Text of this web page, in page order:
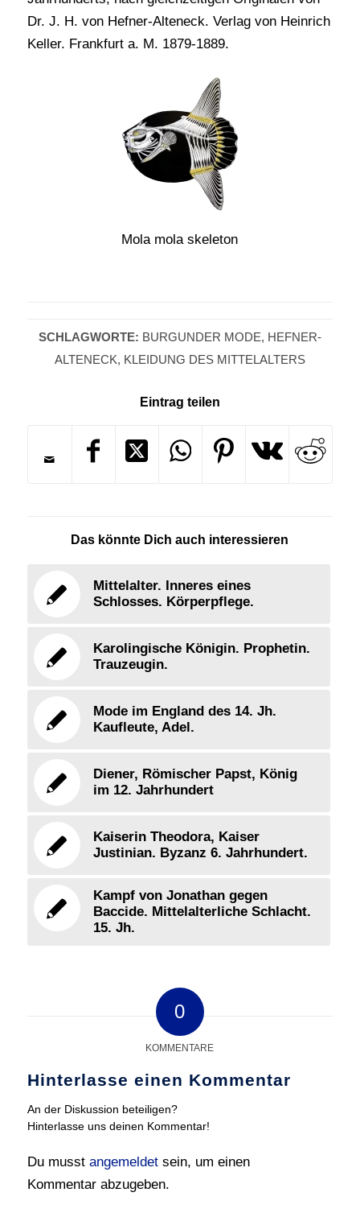
Dr. J. H. von Hefner-Alteneck. Verlag von Heinrich
Keller. Frankfurt a. M. 1879-1889.
Mola mola skeleton
SCHLAGWORTE: BURGUNDER MODE, HEFNER-
ALTENECK, KLEIDUNG DES MITTELALTERS
Eintrag teilen
Das könnte Dich auch interessieren
Mittelalter. Inneres eines
Schlosses. Körperpflege.
Karolingische Königin. Prophetin.
Trauzeugin.
Mode im England des 14. Jh.
Kaufleute, Adel.
Diener, Römischer Papst, König
im 12. Jahrhundert
Kaiserin Theodora, Kaiser
Justinian. Byzanz 6. Jahrhundert.
Kampf von Jonathan gegen
Baccide. Mittelalterliche Schlacht.
15. Jh.
0
KOMMENTARE
Hinterlasse einen Kommentar
An der Diskussion beteiligen?
Hinterlasse uns deinen Kommentar!
Du musst angemeldetsein, um einen
Kommentar abzugeben.